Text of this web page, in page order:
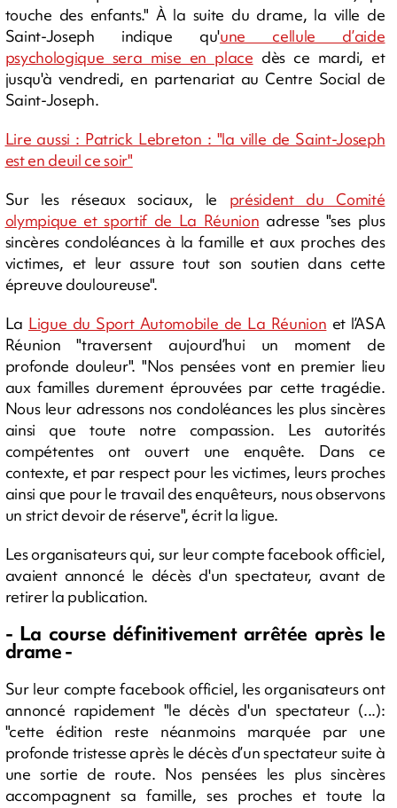
touche des enfants." À la suite du drame, la ville de
Saint-Joseph indique qu'une cellule d’aide
psychologique sera mise en place dès ce mardi, et
jusqu'à vendredi, en partenariat au Centre Social de
Saint-Joseph.
Lire aussi : Patrick Lebreton : "la ville de Saint-Joseph
est en deuil ce soir"
Sur les réseaux sociaux, le président du Comité
olympique et sportif de La Réunion adresse "ses plus
sincères condoléances à la famille et aux proches des
victimes, et leur assure tout son soutien dans cette
épreuve douloureuse".
La Ligue du Sport Automobile de La Réunion et l’ASA
Réunion "traversent aujourd’hui un moment de
profonde douleur". "Nos pensées vont en premier lieu
aux familles durement éprouvées par cette tragédie.
Nous leur adressons nos condoléances les plus sincères
ainsi que toute notre compassion. Les autorités
compétentes ont ouvert une enquête. Dans ce
contexte, et par respect pour les victimes, leurs proches
ainsi que pour le travail des enquêteurs, nous observons
un strict devoir de réserve", écrit la ligue.
Les organisateurs qui, sur leur compte facebook officiel,
avaient annoncé le décès d'un spectateur, avant de
retirer la publication.
- La course définitivement arrêtée après le
drame -
Sur leur compte facebook officiel, les organisateurs ont
annoncé rapidement "le décès d'un spectateur (...):
"cette édition reste néanmoins marquée par une
profonde tristesse après le décès d’un spectateur suite à
une sortie de route. Nos pensées les plus sincères
accompagnent sa famille, ses proches et toute la